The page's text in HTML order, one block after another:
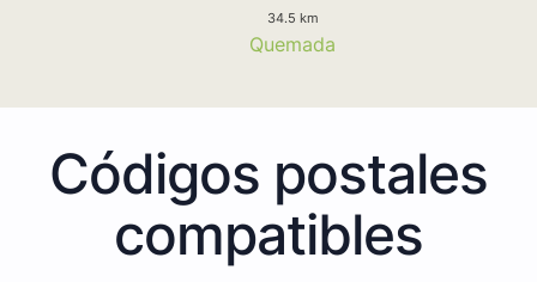
34.5 km
Quemada
Códigos postales
compatibles